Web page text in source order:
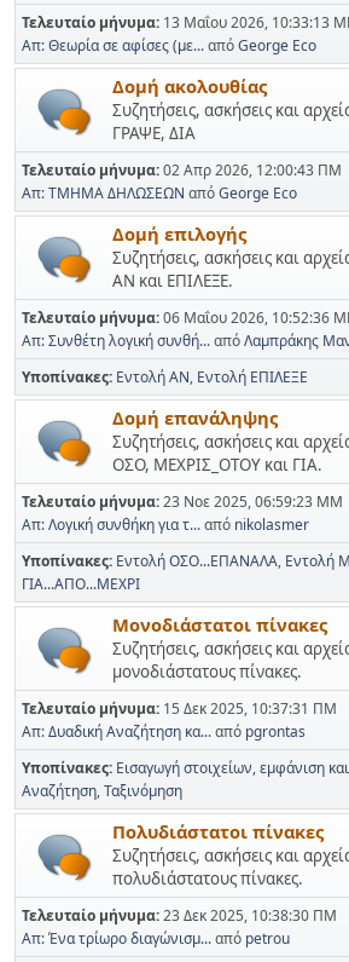
Τελευταίο μήνυμα: 13 Μαΐου 2026, 10:33:13
Απ: Θεωρία σε αφίσες (με...απόGeorge Eco
Δομή ακολουθίας
Συζητήσεις, ασκήσεις και
ΓΡΑΨΕ, ΔΙΑ
Τελευταίο μήνυμα:02 Απρ 2026, 12:00:43 ΠΜ
Απ: ΤΜΗΜΑ ΔΗΛΩΣΕΩΝ απόGeorge Eco
Δομή επιλογής
Συζητήσεις, ασκήσεις και
ΑΝ και ΕΠΙΛΕΞΕ.
Τελευταίο μήνυμα:06 Μαΐου 2026, 10:52:36
Απ: Συνθέτη λογική συνθή...απόΛαμπράκης
Υποπίνακες Εντολή ΑΝ Εντολή ΕΠΙΛΕΞΕ
Δομή επανάληψης
Συζητήσεις, ασκήσεις και
ΟΣΟ, ΜΕΧΡΙΣ_ΟΤΟΥ και ΓΙΑ.
Τελευταίο μήνυμα:23 Νοε 2025, 06:59:23 ΜΜ
Απ: Λογική συνθήκη για τ...από nikolasmer
Υποπίνακες Εντολή ΟΣΟ...ΕΠΑΝΑΛΑ Εντολή
ΓΙΑ...ΑΠΟ...ΜΕΧΡΙ
Μονοδιάστατοι πίνακες
Συζητήσεις, ασκήσεις και
μονοδιάστατους πίνακες.
Τελευταίο μήνυμα: 15 Δεκ 2025, 10:37:31 ΠΜ
Απ: Δυαδική Αναζήτηση κα...από pgrontas
Υποπίνακες Εισαγωγή στοιχείων, εμφάνιση
Αναζήτηση Ταξινόμηση
Πολυδιάστατοι πίνακες
Συζητήσεις, ασκήσεις και
πολυδιάστατους πίνακες.
Τελευταίο μήνυμα:23 Δεκ 2025, 10:38:30 ΠΜ
Απ: Ένα τρίωρο διαγώνισμ...από petrou